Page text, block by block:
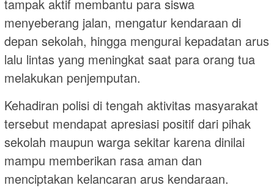
tampak aktif membantu para siswa
menyeberang jalan, mengatur kendaraan di
depan sekolah, hingga mengurai kepadatan arus
lalu lintas yang meningkat saat para orang tua
melakukan penjemputan.
Kehadiran polisi di tengah aktivitas masyarakat
tersebut mendapat apresiasi positif dari pihak
sekolah maupun warga sekitar karena dinilai
mampu memberikan rasa aman dan
menciptakan kelancaran arus kendaraan.